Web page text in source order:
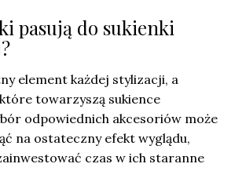
pasują do sukienki
element każdej stylizacji, a
towarzyszą sukience
odpowiednich akcesoriów może
na ostateczny efekt wyglądu,
czas w ich staranne